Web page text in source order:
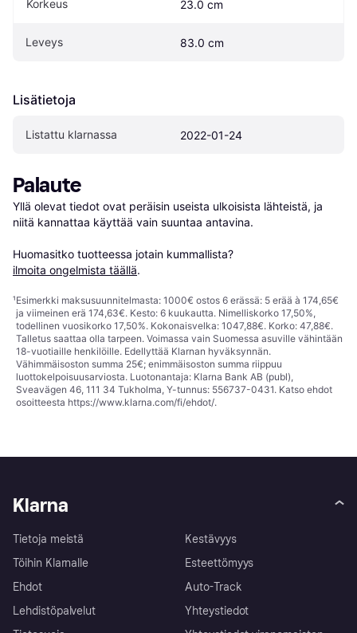
Korkeus 23.0 cm
Leveys 83.0 cm
Lisätietoja
Listattu klarnassa 2022-01-24
Palaute
Yllä olevat tiedot ovat peräisin useista ulkoisista lähteistä, ja
niitä kannattaa käyttää vain suuntaa antavina.
Huomasitko tuotteessa jotain kummallista?
ilmoita ongelmista täällä.
¹Esimerkki maksusuunnitelmasta: 1000€ ostos 6 erässä: 5 erää à 174,65€
ja viimeinen erä 174,63€. Kesto: 6 kuukautta. Nimelliskorko 17,50%,
todellinen vuosikorko 17,50%. Kokonaisvelka: 1047,88€. Korko: 47,88€.
Talletus saattaa olla tarpeen. Voimassa vain Suomessa asuville vähintään
18-vuotiaille henkilöille. Edellyttää Klarnan hyväksynnän.
Vähimmäisoston summa 25€; enimmäisoston summa riippuu
luottokelpoisuusarviosta. Luotonantaja: Klarna Bank AB (publ),
Sveavägen 46, 111 34 Tukholma, Y-tunnus: 556737-0431. Katso ehdot
osoitteesta https://www.klarna.com/fi/ehdot/.
Klarna
Tietoja meistä
Töihin Klarnalle
Ehdot
Lehdistöpalvelut
Kestävyys
Esteettömyys
Auto-Track
Yhteystiedot